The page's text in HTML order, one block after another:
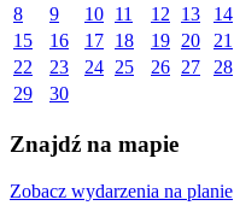
8
9 10 11 12 13
14
15
16 17 18 19 20
21
22
23 24 25 26 27
28
29
30
Znajdź na mapie
Zobacz wydarzenia na planie